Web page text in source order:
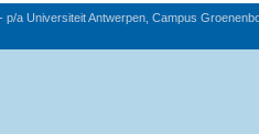
p/a Universiteit Antwerpen, Campus